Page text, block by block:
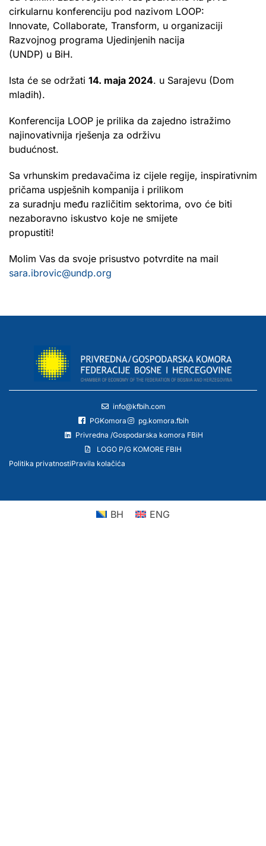
cirkularnu konferenciju pod nazivom LOOP:
Innovate, Collaborate, Transform, u organizaciji
Razvojnog programa Ujedinjenih nacija
(UNDP) u BiH.
Ista će se održati 14. maja 2024. u Sarajevu (Dom
mladih).
Konferencija LOOP je prilika da zajedno istražimo
najinovativnija rješenja za održivu
budućnost.
Sa vrhunskim predavačima iz cijele regije, inspirativnim
pričama uspješnih kompanija i prilikom
za suradnju među različitim sektorima, ovo će biti
nezaboravno iskustvo koje ne smijete
propustiti!
Molim Vas da svoje prisustvo potvrdite na mail
sara.ibrovic@undp.org
info@kfbih.com
PGKomora
pg.komora.fbih
Privredna /Gospodarska komora FBiH
LOGO P/G KOMORE FBIH
Politika privatnostiPravila kolačića
BH ENG